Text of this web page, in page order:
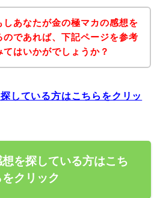
しあなたが金の極マカの感想を
のであれば、下記ページを参考
てはいかがでしょうか？
している方はこちらをクリッ
を探している方はこち
をクリック